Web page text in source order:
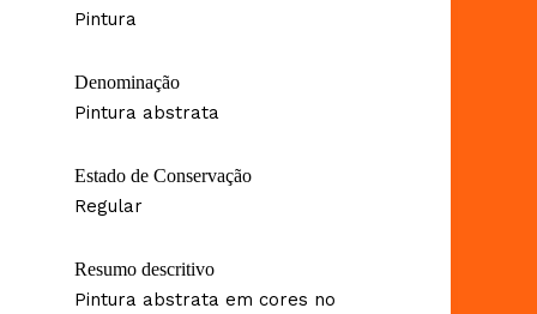
Pintura
Denominação
Pintura abstrata
Estado de Conservação
Regular
Resumo descritivo
Pintura abstrata em cores no